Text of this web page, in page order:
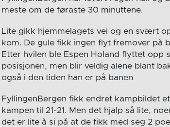
meste om de føraste 30 minuttene.
Lite gikk hjemmelagets vei og en svært
kom. De gule fikk ingen flyt fremover på
Etter hvilen ble Espen Holand flyttet
posisjonen, men blir veldig alene blant
også i den tiden han er på banen
FyllingenBergen fikk endret kampbildet
kampen til 21-21. Men det hjalp så lite,
det er lite å si på at de fikk med seg 2